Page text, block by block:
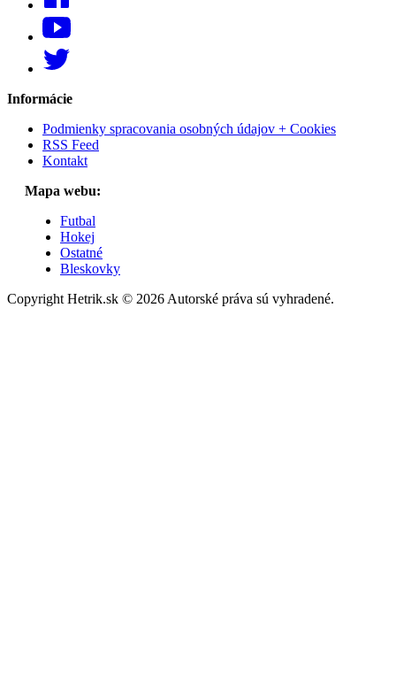
Informácie
Podmienky spracovania osobných údajov + Cookies
RSS Feed
Kontakt
Mapa webu:
Futbal
Hokej
Ostatné
Bleskovky
Copyright Hetrik.sk © 2026 Autorské práva sú vyhradené.